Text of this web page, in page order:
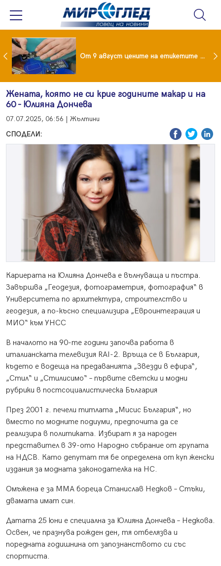
Проект за изграждане на 13-етажна "мегаджамия" разгневи жителите на Лондон От 9 август цените на етикетите само в евро
Жената, която не си крие годините макар и на
60 - Юлияна Дончева
07.07.2025, 06:56 | Жълтини
СПОДЕЛИ:
Кариерата на Юлияна Дончева е вълнуваща и пъстра.
Завършва „Геодезия, фотограметрия, фотография“ в
Университета по архитектура, строителство и
геодезия, а по-късно специализира „Евроинтеграция и
МИО“ към УНСС
В началото на 90-те години започва работа в
италианската телевизия RAI-2. Връща се в България,
където е водеща на предаванията „Звезди в ефира“,
„Стил“ и „Стилисимо“ – първите светски и модни
рубрики в постсоциалистическа България
През 2001 г. печели титлата „Мисис България“, но
вместо по модните подиуми, предпочита да се
реализира в политиката. Избират я за народен
представител в 39-ото Народно събрание от групата
на НДСВ. Като депутат тя бе определена от куп женски
издания за модната законодателка на НС.
Омъжена е за ММА бореца Станислав Недков – Стъки,
двамата имат син.
Датата 25 юни е специална за Юлияна Дончева – Недкова.
Освен, че празнува рожден ден, тя отбелязва и
поредната годишнина от запознанството си със
спортиста.